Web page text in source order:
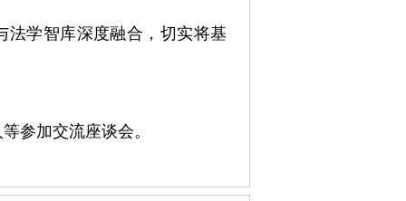
法学智库深度融合，切实将基
参加交流座谈会。